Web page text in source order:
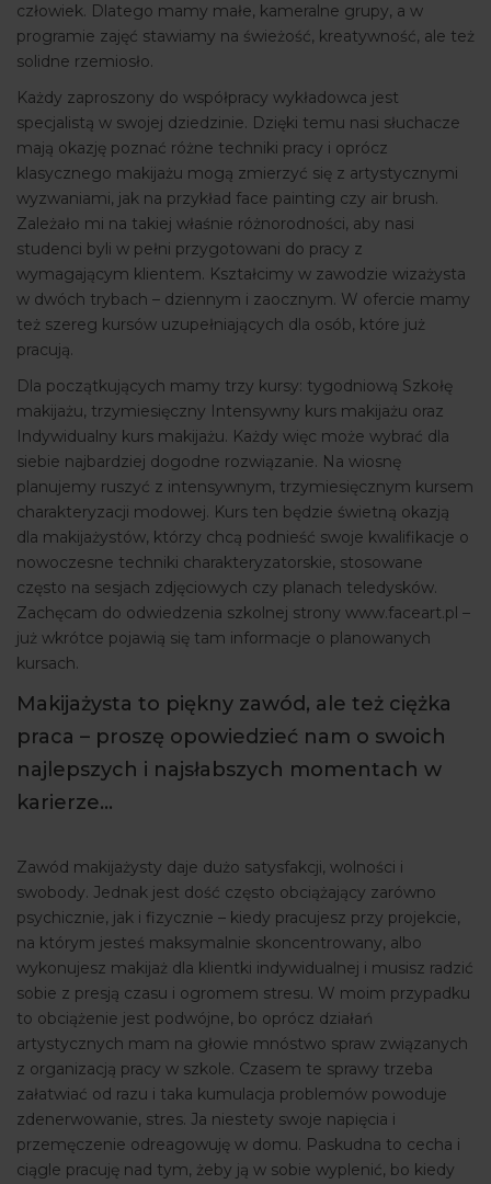
człowiek. Dlatego mamy małe, kameralne grupy, a w
programie zajęć stawiamy na świeżość, kreatywność, ale też
solidne rzemiosło.
Każdy zaproszony do współpracy wykładowca jest
specjalistą w swojej dziedzinie. Dzięki temu nasi słuchacze
mają okazję poznać różne techniki pracy i oprócz
klasycznego makijażu mogą zmierzyć się z artystycznymi
wyzwaniami, jak na przykład face painting czy air brush.
Zależało mi na takiej właśnie różnorodności, aby nasi
studenci byli w pełni przygotowani do pracy z
wymagającym klientem. Kształcimy w zawodzie wizażysta
w dwóch trybach – dziennym i zaocznym. W ofercie mamy
też szereg kursów uzupełniających dla osób, które już
pracują.
Dla początkujących mamy trzy kursy: tygodniową Szkołę
makijażu, trzymiesięczny Intensywny kurs makijażu oraz
Indywidualny kurs makijażu. Każdy więc może wybrać dla
siebie najbardziej dogodne rozwiązanie. Na wiosnę
planujemy ruszyć z intensywnym, trzymiesięcznym kursem
charakteryzacji modowej. Kurs ten będzie świetną okazją
dla makijażystów, którzy chcą podnieść swoje kwalifikacje o
nowoczesne techniki charakteryzatorskie, stosowane
często na sesjach zdjęciowych czy planach teledysków.
Zachęcam do odwiedzenia szkolnej strony www.faceart.pl –
już wkrótce pojawią się tam informacje o planowanych
kursach.
Makijażysta to piękny zawód, ale też ciężka
praca – proszę opowiedzieć nam o swoich
najlepszych i najsłabszych momentach w
karierze…
Zawód makijażysty daje dużo satysfakcji, wolności i
swobody. Jednak jest dość często obciążający zarówno
psychicznie, jak i fizycznie – kiedy pracujesz przy projekcie,
na którym jesteś maksymalnie skoncentrowany, albo
wykonujesz makijaż dla klientki indywidualnej i musisz radzić
sobie z presją czasu i ogromem stresu. W moim przypadku
to obciążenie jest podwójne, bo oprócz działań
artystycznych mam na głowie mnóstwo spraw związanych
z organizacją pracy w szkole. Czasem te sprawy trzeba
załatwiać od razu i taka kumulacja problemów powoduje
zdenerwowanie, stres. Ja niestety swoje napięcia i
przemęczenie odreagowuję w domu. Paskudna to cecha i
ciągle pracuję nad tym, żeby ją w sobie wyplenić, bo kiedy